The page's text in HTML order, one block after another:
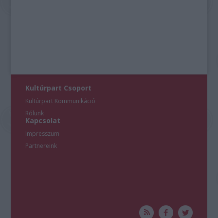
Kultúrpart Csoport
Kultúrpart Kommunikáció
Rólunk
Kapcsolat
Impresszum
Partnereink